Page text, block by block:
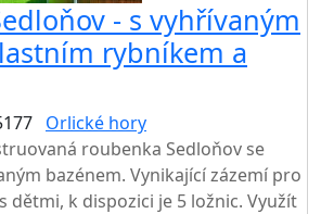
- s vyhřívaným
rybníkem a
Orlické hory
roubenka Sedloňov se
bazénem. Vynikající zázemí pro
dětmi, k dispozici je 5 ložnic. Využít